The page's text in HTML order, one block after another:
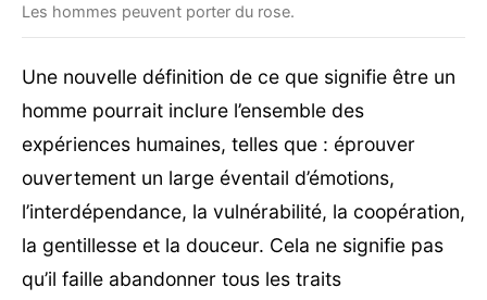
Les hommes peuvent porter du rose.
Une nouvelle définition de ce que signifie être un
homme pourrait inclure l’ensemble des
expériences humaines, telles que : éprouver
ouvertement un large éventail d’émotions,
l’interdépendance, la vulnérabilité, la coopération,
la gentillesse et la douceur. Cela ne signifie pas
qu’il faille abandonner tous les traits